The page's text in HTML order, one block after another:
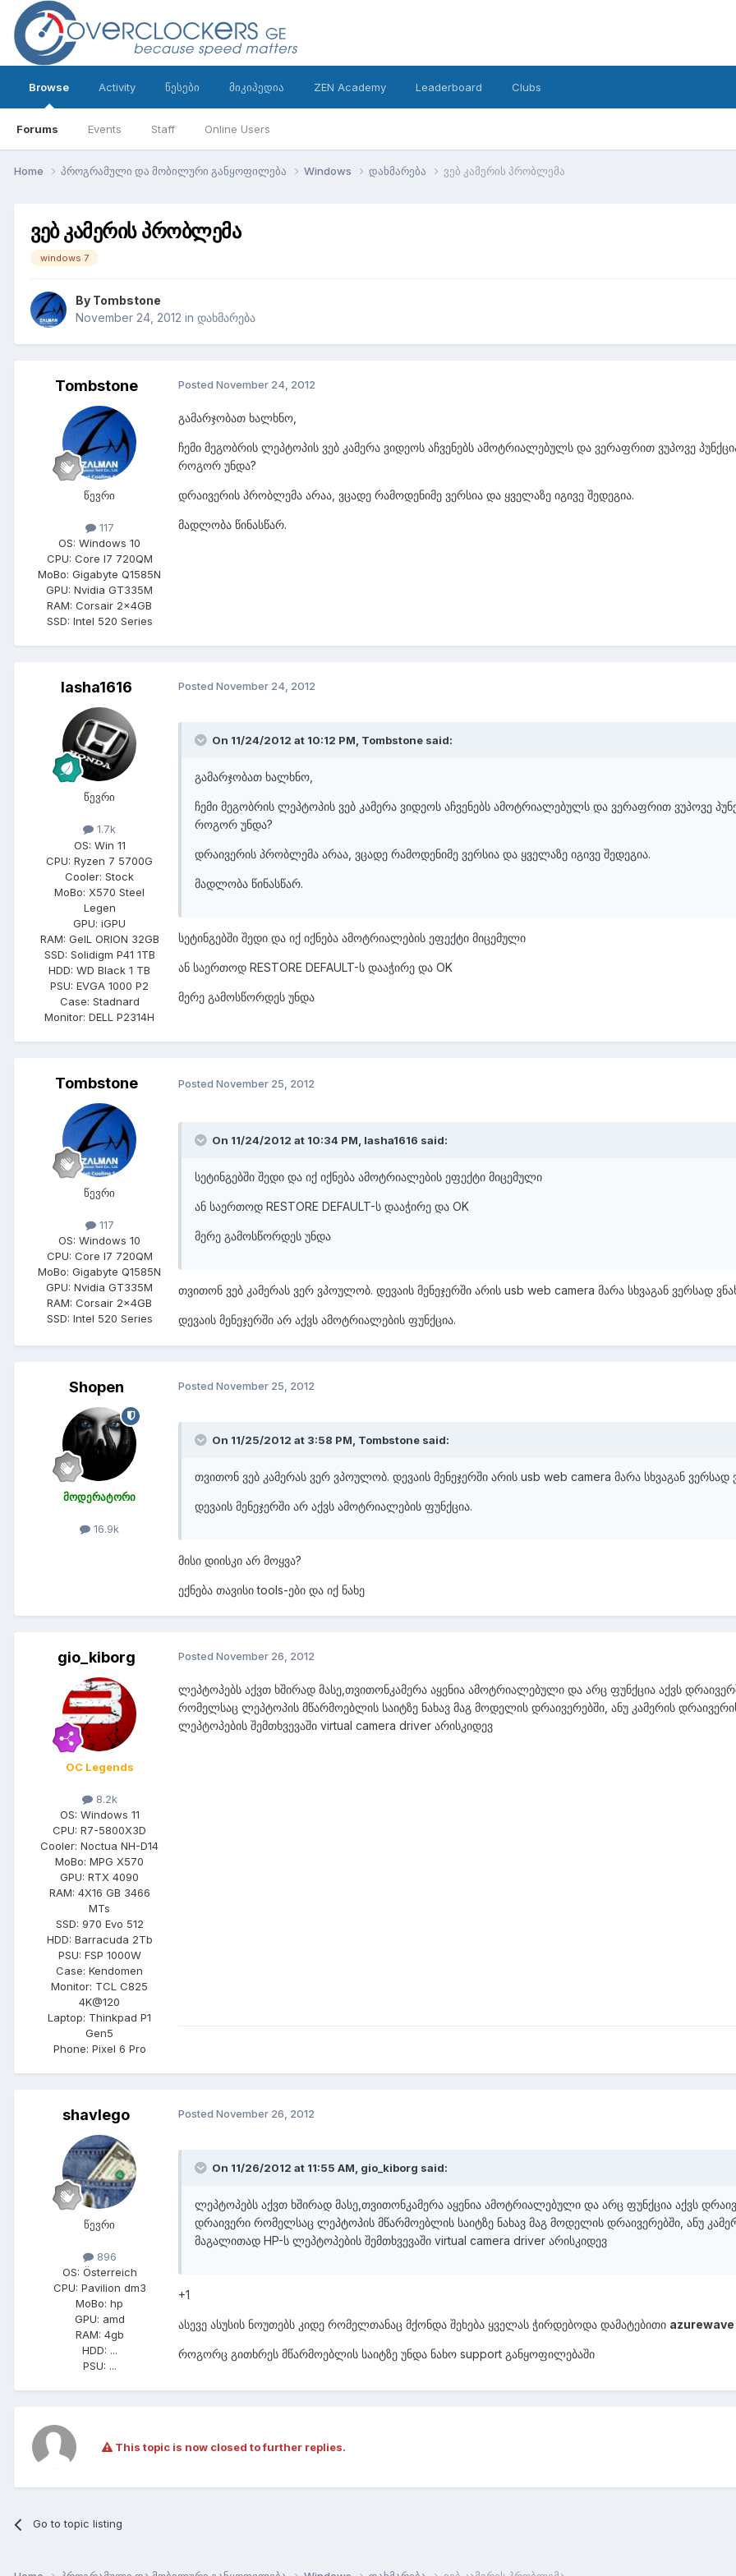
Browse
Forums Events Staff Online Users
Activity წესები მიკიპედია ZEN Academy Leaderboard Clubs
Home პროგრამული და მობილური განყოფილება Windows დახმარება ვებ კამერის პრობლემა
ვებ კამერის პრობლემა
windows 7
By Tombstone
November 24, 2012 in დახმარება
Tombstone
წევრი
117
OS: Windows 10
CPU: Core I7 720QM
MoBo: Gigabyte Q1585N
GPU: Nvidia GT335M
RAM: Corsair 2x4GB
SSD: Intel 520 Series
Posted November 24, 2012
გამარჯობათ ხალხნო,
ჩემი მეგობრის ლეპტოპის ვებ კამერა ვიდეოს აჩვენებს ამოტრიალებულს და ვერაფრით ვუპოვე
როგორ უნდა?
დრაივერის პრობლემა არაა, ვცადე რამოდენიმე ვერსია და ყველაზე იგივე შედეგია.
მადლობა წინასწარ.
lasha1616
წევრი
1.7k
OS: Win 11
CPU: Ryzen 7 5700G
Cooler: Stock
MoBo: X570 Steel
Legen
GPU: iGPU
RAM: GeIL ORION 32GB
SSD: Solidigm P41 1TB
HDD: WD Black 1 TB
PSU: EVGA 1000 P2
Case: Stadnard
Monitor: DELL P2314H
Posted November 24, 2012
On 11/24/2012 at 10:12 PM, Tombstone said:
გამარჯობათ ხალხნო,
ჩემი მეგობრის ლეპტოპის ვებ კამერა ვიდეოს აჩვენებს ამოტრიალებულს და ვერაფრით ვუპოვე
როგორ უნდა?
დრაივერის პრობლემა არაა, ვცადე რამოდენიმე ვერსია და ყველაზე იგივე შედეგია.
მადლობა წინასწარ.
სეტინგებში შედი და იქ იქნება ამოტრიალების ეფექტი მიცემული
ან საერთოდ RESTORE DEFAULT-ს დააჭირე და OK
მერე გამოსწორდეს უნდა
Tombstone
წევრი
117
OS: Windows 10
CPU: Core I7 720QM
MoBo: Gigabyte Q1585N
GPU: Nvidia GT335M
RAM: Corsair 2x4GB
SSD: Intel 520 Series
Posted November 25, 2012
On 11/24/2012 at 10:34 PM, lasha1616 said:
სეტინგებში შედი და იქ იქნება ამოტრიალების ეფექტი მიცემული
ან საერთოდ RESTORE DEFAULT-ს დააჭირე და OK
მერე გამოსწორდეს უნდა
თვითონ ვებ კამერას ვერ ვპოულობ. დევაის მენეჯერში არის usb web camera მარა სხვაგან ვერსად
დევაის მენეჯერში არ აქვს ამოტრიალების ფუნქცია.
Shopen
მოდერატორი
16.9k
Posted November 25, 2012
On 11/25/2012 at 3:58 PM, Tombstone said:
თვითონ ვებ კამერას ვერ ვპოულობ. დევაის მენეჯერში არის usb web camera მარა სხვაგან ვერსად
დევაის მენეჯერში არ აქვს ამოტრიალების ფუნქცია.
მისი დიისკი არ მოყვა?
ექნება თავისი tools-ები და იქ ნახე
gio_kiborg
OC Legends
8.2k
OS: Windows 11
CPU: R7-5800X3D
Cooler: Noctua NH-D14
MoBo: MPG X570
GPU: RTX 4090
RAM: 4X16 GB 3466
MTs
SSD: 970 Evo 512
HDD: Barracuda 2Tb
PSU: FSP 1000W
Case: Kendomen
Monitor: TCL C825
4K@120
Laptop: Thinkpad P1
Gen5
Phone: Pixel 6 Pro
Posted November 26, 2012
ლეპტოპებს აქვთ ხშირად მასე,თვითონკამერა აყენია ამოტრიალებული და არც ფუნქცია აქვს
რომელსაც ლეპტოპის მწარმოებლის საიტზე ნახავ მაგ მოდელის დრაივერებში, ანუ კამერის
ლეპტოპების შემთხვევაში virtual camera driver არისკიდევ
shavlego
წევრი
896
OS: Österreich
CPU: Pavilion dm3
MoBo: hp
GPU: amd
RAM: 4gb
HDD: ...
PSU: ...
Posted November 26, 2012
On 11/26/2012 at 11:55 AM, gio_kiborg said:
ლეპტოპებს აქვთ ხშირად მასე,თვითონკამერა აყენია ამოტრიალებული და არც ფუნქცია აქვს
დრაივერი რომელსაც ლეპტოპის მწარმოებლის საიტზე ნახავ მაგ მოდელის დრაივერებში, ანუ
მაგალითად HP-ს ლეპტოპების შემთხვევაში virtual camera driver არისკიდევ
+1
ასევე ასუსის ნოუთებს კიდე რომელთანაც მქონდა შეხება ყველას ჭირდებოდა დამატებითი
როგორც გითხრეს მწარმოებლის საიტზე უნდა ნახო support განყოფილებაში
This topic is now closed to further replies.
Go to topic listing